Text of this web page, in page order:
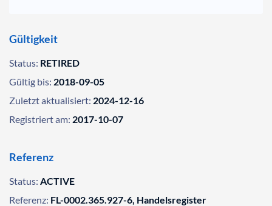
Gültigkeit
Status: RETIRED
Gültig bis: 2018-09-05
Zuletzt aktualisiert: 2024-12-16
Registriert am: 2017-10-07
Referenz
Status: ACTIVE
Referenz: FL-0002.365.927-6, Handelsregister